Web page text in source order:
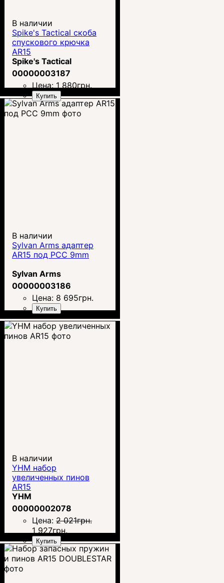
В наличии
Spike's Tactical скоба
спускового крючка
AR15
Spike's Tactical
00000003187
Цена: 1 880грн.
Купить
В наличии
Sylvan Arms адаптер
AR15 под PCC 9mm
Sylvan Arms
00000003186
Цена: 8 695грн.
Купить
В наличии
YHM набор
увеличенных пинов
AR15
YHM
00000002078
Цена: 2 021грн.
1 927грн.
Купить